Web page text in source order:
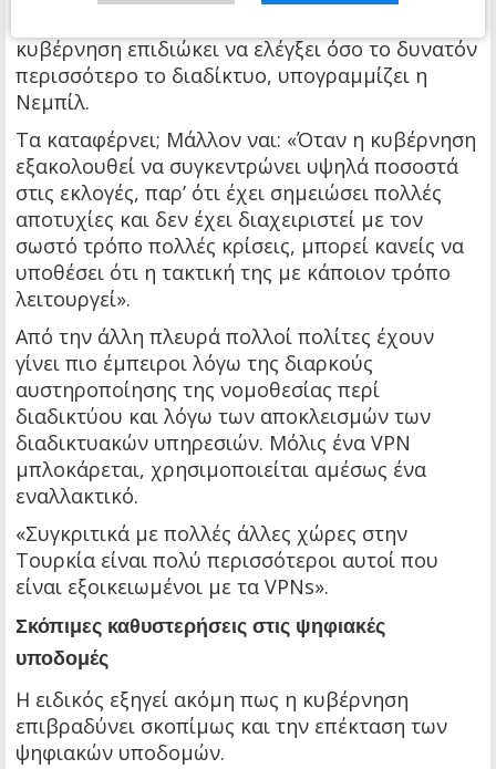
κυβέρνηση επιδιώκει να ελέγξει όσο το δυνατόν
περισσότερο το διαδίκτυο, υπογραμμίζει η
Νεμπίλ.
Τα καταφέρνει; Μάλλον ναι: «Όταν η κυβέρνηση
εξακολουθεί να συγκεντρώνει υψηλά ποσοστά
στις εκλογές, παρ’ ότι έχει σημειώσει πολλές
αποτυχίες και δεν έχει διαχειριστεί με τον
σωστό τρόπο πολλές κρίσεις, μπορεί κανείς να
υποθέσει ότι η τακτική της με κάποιον τρόπο
λειτουργεί».
Από την άλλη πλευρά πολλοί πολίτες έχουν
γίνει πιο έμπειροι λόγω της διαρκούς
αυστηροποίησης της νομοθεσίας περί
διαδικτύου και λόγω των αποκλεισμών των
διαδικτυακών υπηρεσιών. Μόλις ένα VPN
μπλοκάρεται, χρησιμοποιείται αμέσως ένα
εναλλακτικό.
«Συγκριτικά με πολλές άλλες χώρες στην
Τουρκία είναι πολύ περισσότεροι αυτοί που
είναι εξοικειωμένοι με τα VPNs».
Σκόπιμες καθυστερήσεις στις ψηφιακές
υποδομές
Η ειδικός εξηγεί ακόμη πως η κυβέρνηση
επιβραδύνει σκοπίμως και την επέκταση των
ψηφιακών υποδομών.